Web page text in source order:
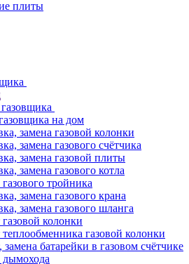
плиты
на дом
замена газовой колонки
замена газового счётчика
замена газовой плиты
замена газового котла
тройника
замена газового крана
замена газового шланга
колонки
газовой колонки
замена батарейки в газовом счётчике
дымохода